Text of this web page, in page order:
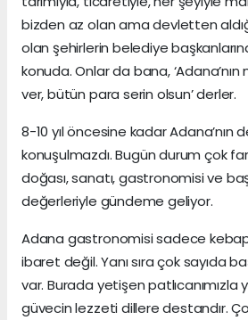
bizden az olan ama devletten
olan şehirlerin belediye
konuda. Onlar da bana,
ver, bütün para serin olsun’ derler.
8-10 yıl öncesine kadar Adana’nın
konuşulmazdı. Bugün durum çok
doğası, sanatı, gastronomisi ve
değerleriyle gündeme geliyor.
Adana gastronomisi sadece
ibaret değil. Yanı sıra çok sayıda
var. Burada yetişen patlıcanımızla
güvecin lezzeti dillere destandır.